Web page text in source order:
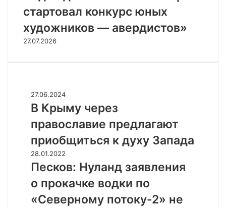
стартовал конкурс юных
художников — авердистов»
27.07.2026
В
К
м
ч
р
е
з
27.06.2024
В Крыму через
православие предлагают
приобщиться к духу Запада
П
е
к
о
28.01.2022
Песков: Нуланд заявления
о прокачке водки по
«Северному потоку-2» не